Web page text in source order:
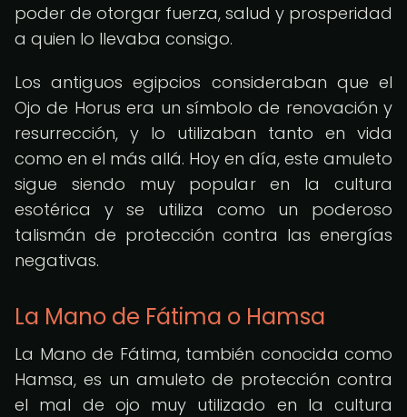
poder de otorgar fuerza, salud y ​​prosperidad
a quien lo llevaba consigo.
Los antiguos egipcios consideraban que el
Ojo de Horus era un símbolo de renovación y
resurrección, y lo utilizaban tanto en vida
como en el más allá. Hoy en día, este amuleto
sigue siendo muy popular en la cultura
esotérica y se utiliza como un poderoso
talismán de protección contra las energías
negativas.
La Mano de Fátima o Hamsa
La Mano de Fátima, también conocida como
Hamsa, es un amuleto de protección contra
el mal de ojo muy utilizado en la cultura